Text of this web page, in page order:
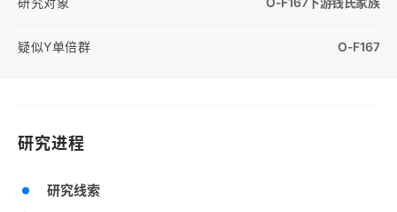
疑似Y单倍群 O-F167
研究进程
研究线索